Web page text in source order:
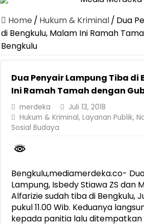
Jasa Raharja Serahkan Santunan
Canangkan Desa TAPIS dan Luncurkan
Pemprov Lampung Berhasil Kendalikan
Dirut Jasa Raharja Dampingi
Dirut Jasa Raharja Dampingi
Gubernur Mirza Ajak IAI Darul Fattah
Home / Hukum & Kriminal/ Dua
di Bengkulu, Malam Ini Ramah
Bengkulu
Dua Penyair Lampung Tiba di
Ini Ramah Tamah dengan
merdeka
Juli 13, 2018
Hukum & Kriminal,Layanan Publik,
Sosial Budaya
Bengkulu,mediamerdeka.co-
Lampung, Isbedy Stiawa ZS dan
Alfarizie sudah tiba di Bengkulu,
pukul 11.00 Wib. Keduanya
kepada panitia lalu ditempatkan